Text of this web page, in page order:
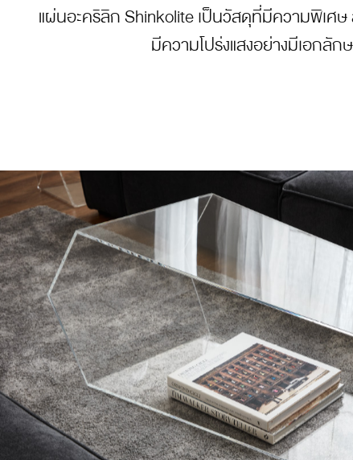
แผ่นอะคริลิก Shinkolite เป็นวัสดุที่มีความพิเศ
มีความโปร่งแสงอย่างมีเอกลั